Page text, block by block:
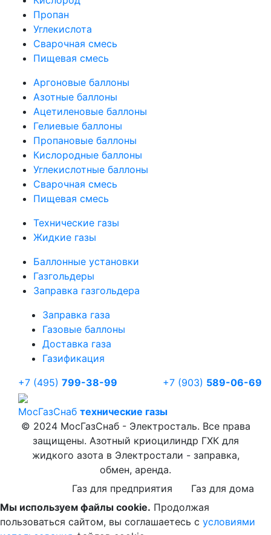
Пропан
Углекислота
Сварочная смесь
Пищевая смесь
Аргоновые баллоны
Азотные баллоны
Ацетиленовые баллоны
Гелиевые баллоны
Пропановые баллоны
Кислородные баллоны
Углекислотные баллоны
Сварочная смесь
Пищевая смесь
Технические газы
Жидкие газы
Баллонные установки
Газгольдеры
Заправка газгольдера
Заправка газа
Газовые баллоны
Доставка газа
Газификация
+7 (495) 799-38-99 +7 (903) 589-06-69
МосГазСнаб технические газы
© 2024 МосГазСнаб - Электросталь. Все права
защищены. Азотный криоцилиндр ГХК для
жидкого азота в Электростали - заправка,
обмен, аренда.
Газ для предприятия
Газ для дома
Мы используем файлы cookie. Продолжая
пользоваться сайтом, вы соглашаетесь с условиями